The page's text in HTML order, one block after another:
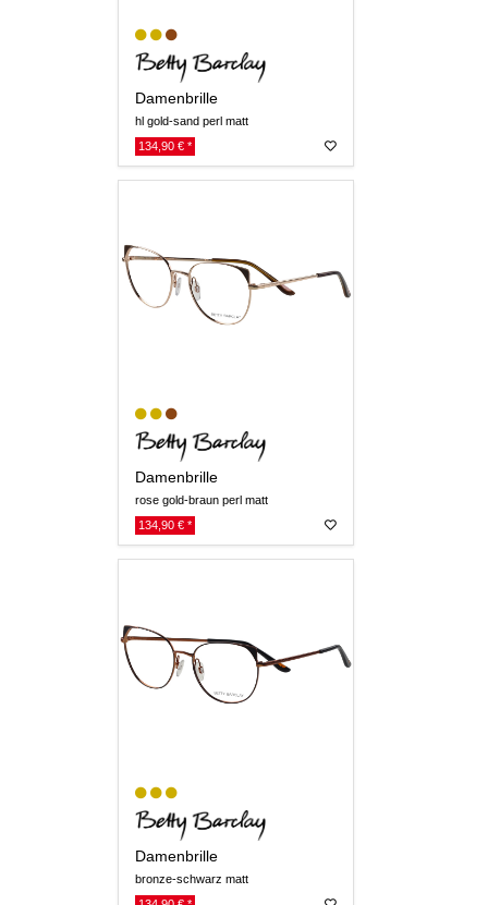
Damenbrille
hl gold-sand perl matt
134,90 € *
Damenbrille
rose gold-braun perl matt
134,90 € *
Damenbrille
bronze-schwarz matt